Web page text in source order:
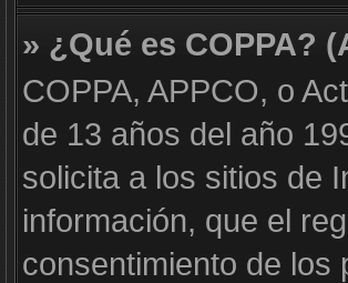
» ¿Qué es COPPA?
COPPA, APPCO, o
de 13 años del año
solicita a los sitios de
información, que el
consentimiento de los